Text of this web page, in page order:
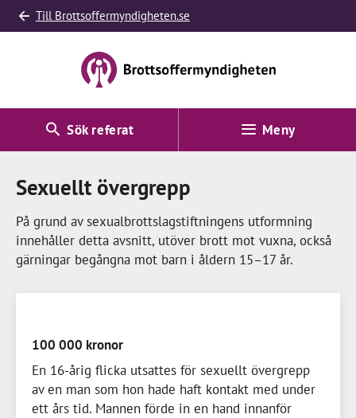
Till Brottsoffermyndigheten.se
Sök referat Meny
Sexuellt övergrepp
På grund av sexualbrottslagstiftningens utformning
innehåller detta avsnitt, utöver brott mot vuxna, också
gärningar begångna mot barn i åldern 15–17 år.
100 000 kronor
En 16-årig flicka utsattes för sexuellt övergrepp
av en man som hon hade haft kontakt med under
ett års tid. Mannen förde in en hand innanför